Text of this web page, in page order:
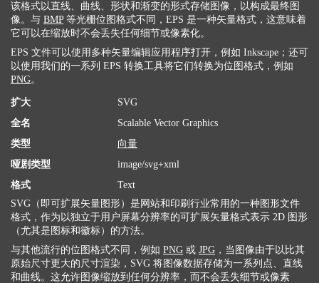
该格式以直线、曲线、形状和渐变的形式存储图像，以构成最终图
像。与 BMP等光栅位图格式不同，EPS 是一种矢量格式，这意味着
它可以在缩放时不会丢失任何细节或像素化。
EPS 文件可以使用多种矢量编辑应用程序打开，例如 Inkscape；还可
以使用我们的一系列 EPS 转换工具将它们转换为位图格式，例如
PNG。
扩大
SVG
全名
Scalable Vector Graphics
类型
向量
哑剧类型
image/svg+xml
格式
Text
SVG（即可扩展矢量图形）是网站和印刷行业常用的一种图形文件
格式，作为以独立于用户屏幕分辨率的可扩展矢量格式表示 2D 图形
（尤其是图标和徽标）的方法。
与其他流行的位图格式不同，例如 PNG 或 JPG ，当图像由于以比其
原始尺寸更大的尺寸渲染，SVG 将图像数据存储为一系列点、直线
和曲线。这允许图像缩放到任何分辨率，而不会丢失细节或像素